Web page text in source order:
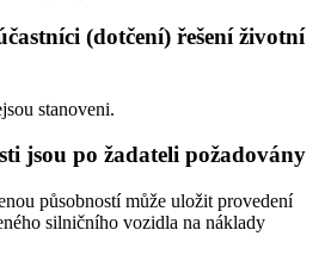
(dotčení) řešení životní
stanoveni.
jsou po žadateli požadovány
působností může uložit provedení
silničního vozidla na náklady